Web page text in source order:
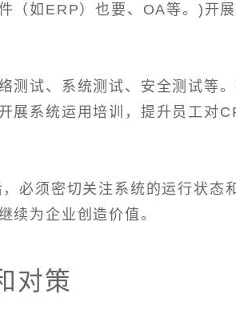
（如ERP）也要、OA等。)开
测试、系统测试、安全测试等
展系统运用培训，提升员工对
必须密切关注系统的运行状态
续为企业创造价值。
对策